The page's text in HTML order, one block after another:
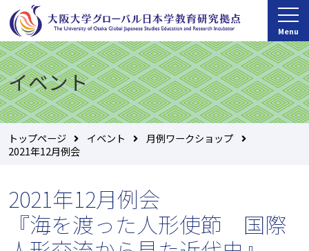
Menu
イベント
トップページ イベント
月例ワークショップ
2021年12月例会
2021年12月例会
『海を渡った人形使節 国際